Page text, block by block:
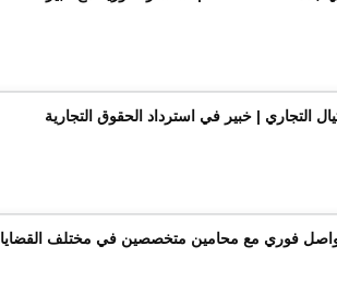
التجاري | خبير في استرداد الحقوق التجارية
تواصل فوري مع محامين متخصصين في مختلف القضايا